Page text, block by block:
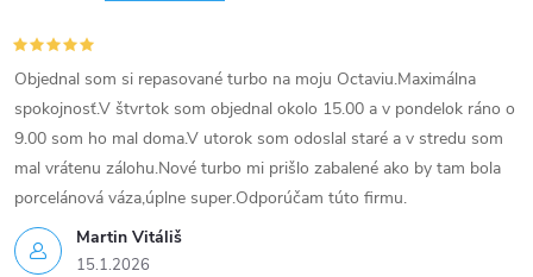
k
y
v
ý
p
Martin Vitáliš
15.1.2026
Objednal som si repasované turbo na moju Octaviu.Maximálna
spokojnosť.V štvrtok som objednal okolo 15.00 a v pondelok ráno o
9.00 som ho mal doma.V utorok som odoslal staré a v stredu som
mal vrátenu zálohu.Nové turbo mi prišlo zabalené ako by tam bola
porcelánová váza,úplne super.Odporúčam túto firmu.